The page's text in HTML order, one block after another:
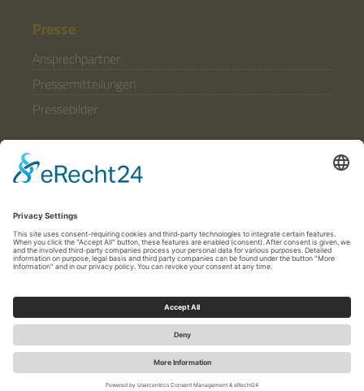
Presse
Ansprechpartner
Pressemitteilungen
Pressebilder
Partner & Förderer
Häufige Fragen
Folgen Sie uns
© 2020 - 2026 Stiftung Stift Neuzelle